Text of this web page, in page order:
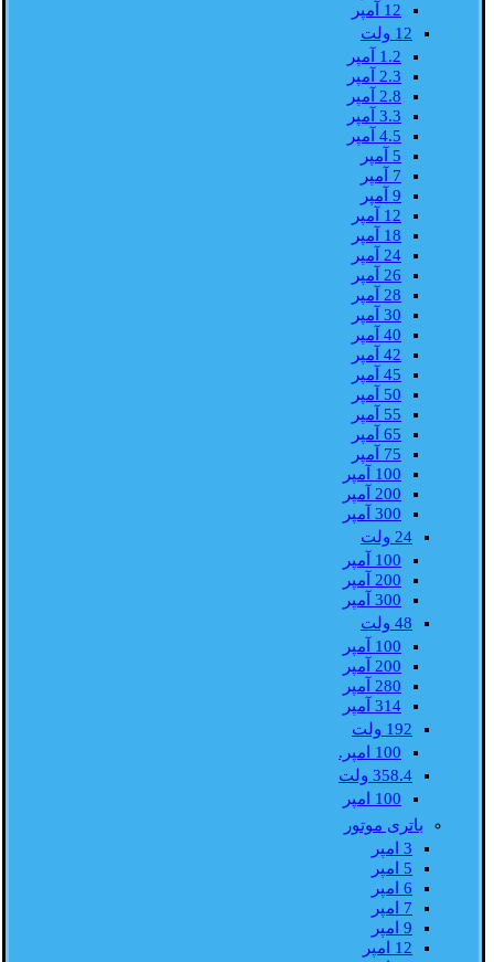
12 آمپر
12 ولت
1.2 آمپر
2.3 آمپر
2.8 آمپر
3.3 آمپر
4.5 آمپر
5 آمپر
7 آمپر
9 آمپر
12 آمپر
18 آمپر
24 آمپر
26 آمپر
28 آمپر
30 آمپر
40 آمپر
42 آمپر
45 آمپر
50 آمپر
55 آمپر
65 آمپر
75 آمپر
100 آمپر
200 آمپر
300 آمپر
24 ولت
100 آمپر
200 آمپر
300 آمپر
48 ولت
100 آمپر
200 آمپر
280 آمپر
314 آمپر
192 ولت
100 امپر.
358.4 ولت
100 امپر
باتری موتور
3 امپر
5 امپر
6 امپر
7 امپر
9 امپر
12 امپر